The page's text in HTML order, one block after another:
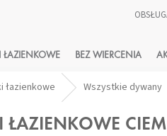
ŁAZIENKOWE BEZ WIERCENIA
łazienkowe Wszystkie dywany